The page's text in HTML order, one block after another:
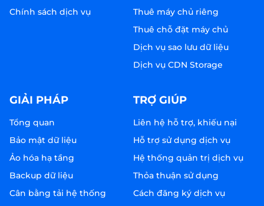
Chính sách dịch vụ
Thuê máy chủ riêng
Thuê chỗ đặt máy chủ
Dịch vụ sao lưu dữ liệu
Dịch vụ CDN Storage
GIẢI PHÁP
Tổng quan
Bảo mật dữ liệu
Ảo hóa hạ tầng
Backup dữ liệu
Cân bằng tải hệ thống
TRỢ GIÚP
Liên hệ hỗ trợ, khiếu nại
Hỗ trợ sử dụng dịch vụ
Hệ thống quản trị dịch vụ
Thỏa thuận sử dụng
Cách đăng ký dịch vụ